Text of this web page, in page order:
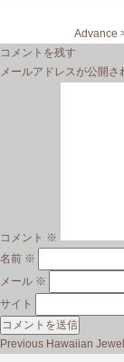
Advance
コメントを残す
メールアドレスが公開さ
コメント ※
名前 ※
メール ※
サイト
投
Previous Previous
Hawaiian